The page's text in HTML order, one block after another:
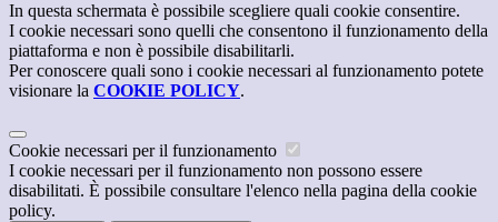
In questa schermata è possibile scegliere quali cookie consentire.
I cookie necessari sono quelli che consentono il funzionamento della
piattaforma e non è possibile disabilitarli.
Per conoscere quali sono i cookie necessari al funzionamento potete
visionare la COOKIE POLICY.
Cookie necessari per il funzionamento
I cookie necessari per il funzionamento non possono essere
disabilitati. È possibile consultare l'elenco nella pagina della cookie
policy.